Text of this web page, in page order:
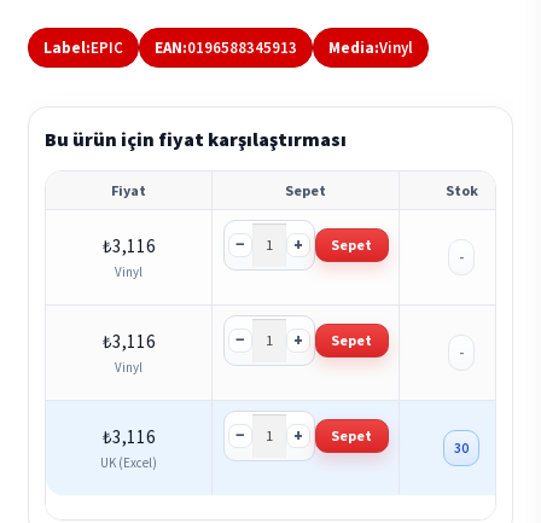
Label:EPIC EAN:0196588345913 Media:Vinyl
Bu ürün için fiyat karşılaştırması
Fiyat Sepet Stok
₺3,116
Vinyl
− + Sepet
-
₺3,116
Vinyl
− + Sepet
-
₺3,116
UK (Excel)
− + Sepet
30